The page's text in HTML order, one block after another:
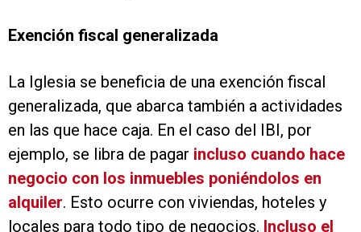
Exención fiscal generalizada
La Iglesia se beneficia de una exención fiscal
generalizada, que abarca también a actividades
en las que hace caja. En el caso del IBI, por
ejemplo, se libra de pagar incluso cuando hace
negocio con los inmuebles poniéndolos en
alquiler. Esto ocurre con viviendas, hoteles y
locales para todo tipo de negocios. Incluso el